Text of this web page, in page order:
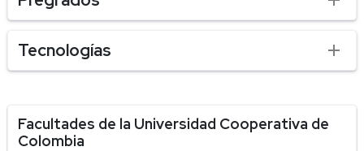
Tecnologías
Facultades de la Universidad Cooperativa de
Colombia